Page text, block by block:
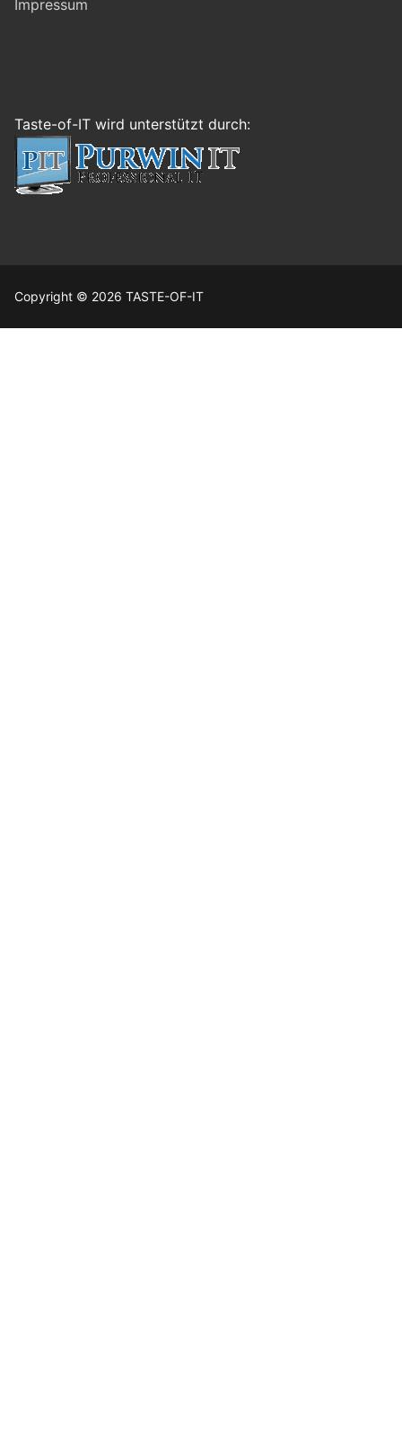
Impressum
Taste-of-IT wird unterstützt durch:
Copyright © 2026 TASTE-OF-IT